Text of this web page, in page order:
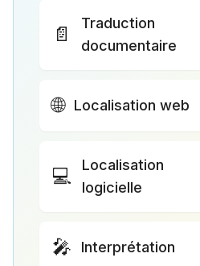
📄
Traduction
documentaire
🌐 Localisation web
💻
Localisation
logicielle
🎤 Interprétation